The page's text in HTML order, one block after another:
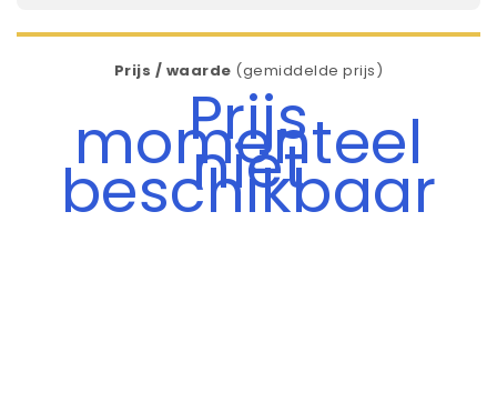
Prijs / waarde (gemiddelde prijs)
Prijs
momenteel
niet
beschikbaar